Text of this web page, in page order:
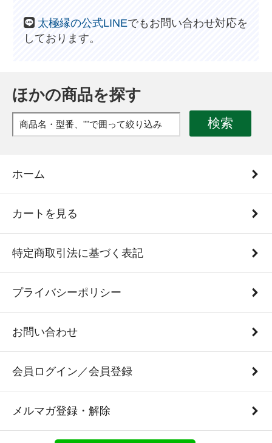
太極縁の公式LINEでもお問い合わせ対応を
しております。
ほかの商品を探す
検索
ホーム
カートを見る
特定商取引法に基づく表記
プライバシーポリシー
お問い合わせ
会員ログイン／会員登録
メルマガ登録・解除